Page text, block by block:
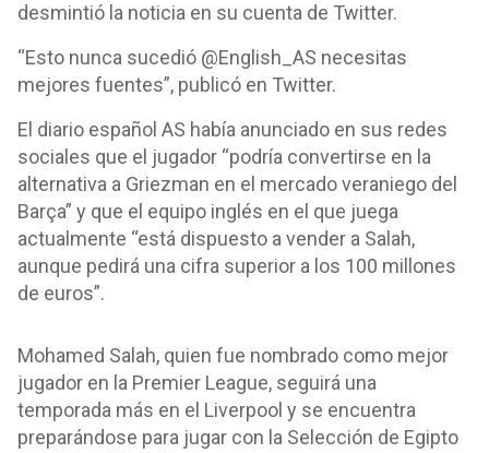
desmintió la noticia en su cuenta de Twitter.
“Esto nunca sucedió @English_AS necesitas
mejores fuentes”, publicó en Twitter.
El diario español AS había anunciado en sus redes
sociales que el jugador “podría convertirse en la
alternativa a Griezman en el mercado veraniego del
Barça” y que el equipo inglés en el que juega
actualmente “está dispuesto a vender a Salah,
aunque pedirá una cifra superior a los 100 millones
de euros”.
Mohamed Salah, quien fue nombrado como mejor
jugador en la Premier League, seguirá una
temporada más en el Liverpool y se encuentra
preparándose para jugar con la Selección de Egipto